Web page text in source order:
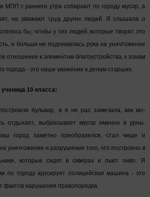
МПП с раннего утра собирают по городу му­сор, а
не уважают труд других людей. Я слыша­ла о
бы, чтобы у тех людей, которые творят это
и больше не под­нималась рука на унич­тожение
отношение к элементам благоустрой­ства, к зонам
города - это наше уважение к делам старших.
10 класса:
бульвар, и я не раз замечала, как мо­
отдыхает, выбрасывает мусор именно в урны.
город заметно преоб­разился, стал чище и
уничтожение и разруше­ние того, что построено в
которые сидят в скверах и пьют пиво. Я
по городу курсирует по­лицейская машина - это
нарушения пра­вопорядка.